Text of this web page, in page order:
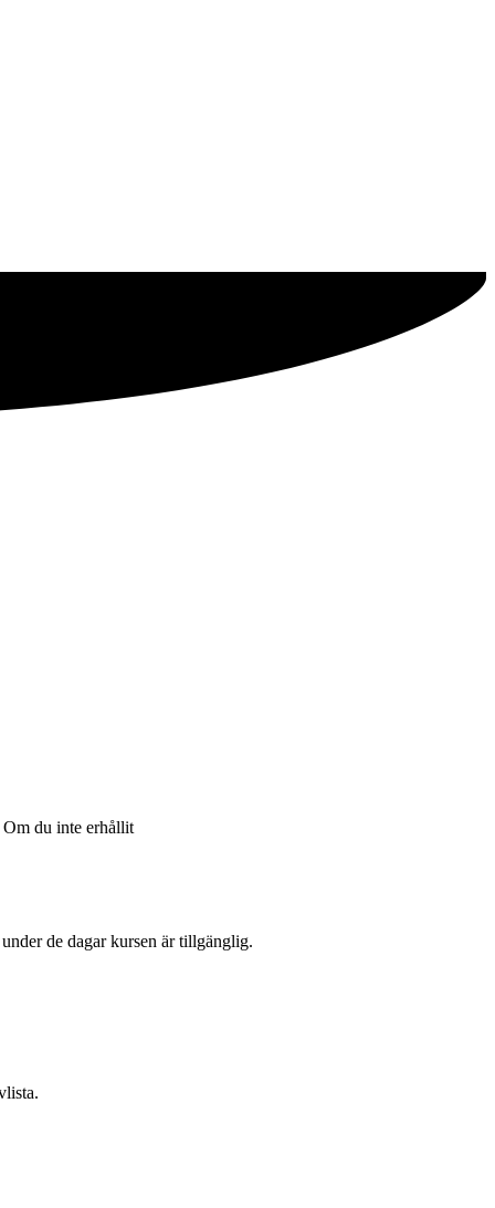
du inte erhållit
de dagar kursen är tillgänglig.